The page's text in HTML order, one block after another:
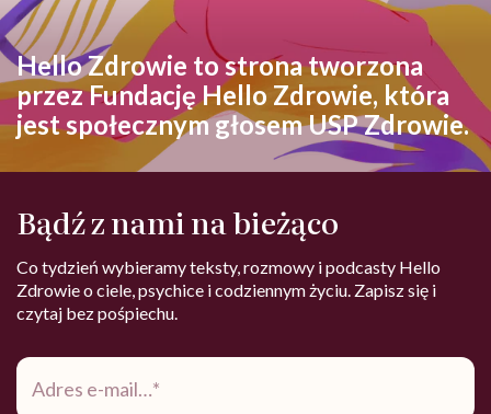
Hello Zdrowie to strona tworzona
przez Fundację Hello Zdrowie, która
jest społecznym głosem USP Zdrowie.
Bądź z nami na bieżąco
Co tydzień wybieramy teksty, rozmowy i podcasty Hello
Zdrowie o ciele, psychice i codziennym życiu. Zapisz się i
czytaj bez pośpiechu.
Adres
mail*